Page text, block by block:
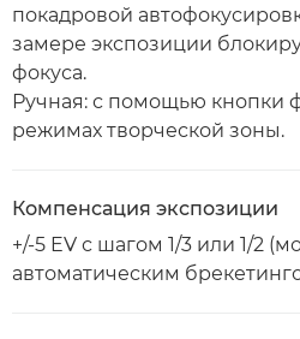
покадровой
замере экспозиции
фокуса.
Ручная: с помощью кнопки
режимах творческой зоны.
Компенсация экспозиции
+/-5 EV с шагом 1/3 или 1/2
автоматическим